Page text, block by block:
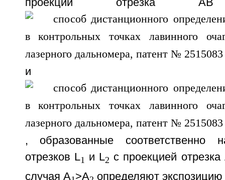
проекции
и
, образованные соответственно
отрезков L1 и L2 с проекцией
случая А >А определяют экспозицию